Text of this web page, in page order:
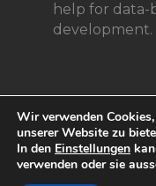
help for data-
development.
Wir verwenden
unserer Website zu
In den Einstellungen
verwenden oder sie